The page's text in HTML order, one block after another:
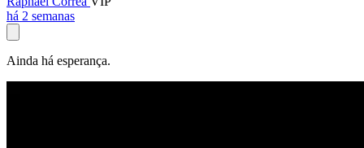
há 2 semanas
Ainda há esperança.